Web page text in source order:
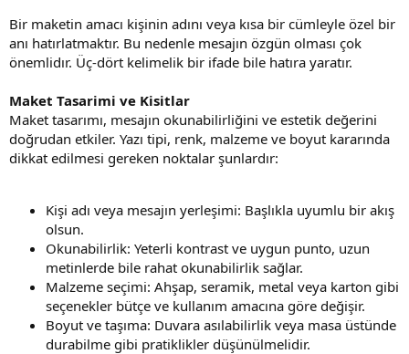
Bir maketin amacı kişinin adını veya kısa bir cümleyle özel bir
anı hatırlatmaktır. Bu nedenle mesajın özgün olması çok
önemlidır. Üç-dört kelimelik bir ifade bile hatıra yaratır.
Maket Tasarimi ve Kisitlar
Maket tasarımı, mesajın okunabilirliğini ve estetik değerini
doğrudan etkiler. Yazı tipi, renk, malzeme ve boyut kararında
dikkat edilmesi gereken noktalar şunlardır:
Kişi adı veya mesajın yerleşimi: Başlıkla uyumlu bir akış
olsun.
Okunabilirlik: Yeterli kontrast ve uygun punto, uzun
metinlerde bile rahat okunabilirlik sağlar.
Malzeme seçimi: Ahşap, seramik, metal veya karton gibi
seçenekler bütçe ve kullanım amacına göre değişir.
Boyut ve taşıma: Duvara asılabilirlik veya masa üstünde
durabilme gibi pratiklikler düşünülmelidir.